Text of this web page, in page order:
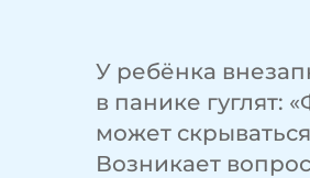
У ребёнка
в панике гуглят:
может
Возникает